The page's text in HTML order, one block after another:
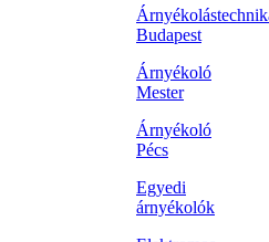
Budapest
Árnyékoló
Mester
Árnyékoló
Pécs
Egyedi
árnyékolók